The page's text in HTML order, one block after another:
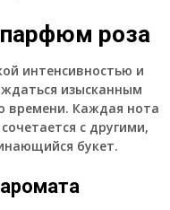
роза
интенсивностью и
изысканным
времени. Каждая нота
с другими,
букет.